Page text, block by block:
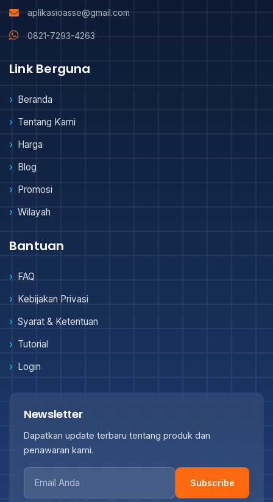
aplikasioasse@gmail.com
0821-7293-4263
Link Berguna
Beranda
Tentang Kami
Harga
Blog
Promosi
Wilayah
Bantuan
FAQ
Kebijakan Privasi
Syarat & Ketentuan
Tutorial
Login
Newsletter
Dapatkan update terbaru tentang produk dan
penawaran kami.
Subscribe